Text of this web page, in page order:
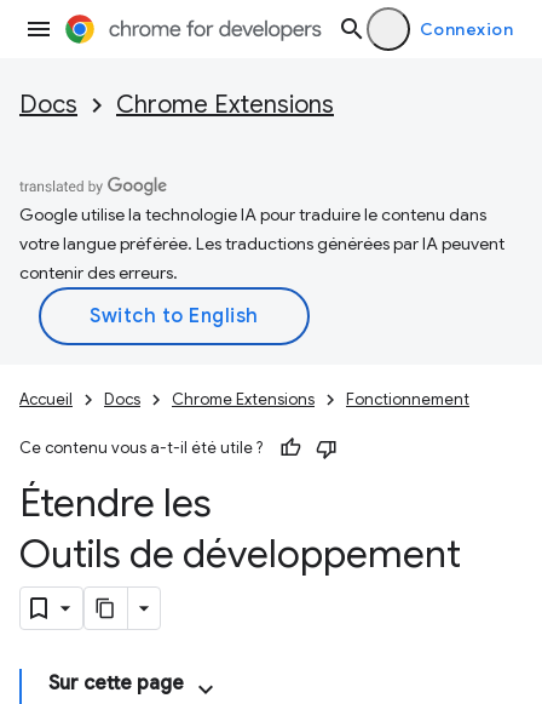
Connexion
Docs Chrome Extensions
Google utilise la technologie IA pour traduire le contenu dans
votre langue préférée. Les traductions générées par IA peuvent
contenir des erreurs.
Accueil Docs Chrome Extensions Fonctionnement
Ce contenu vous a-t-il été utile ?
Étendre les
Outils de développement
Sur cette page